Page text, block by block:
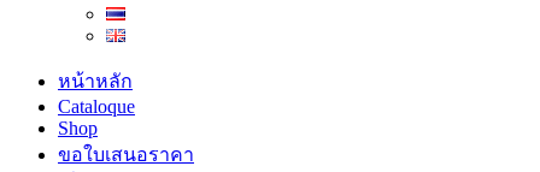
หน้าหลัก
Cataloque
Shop
ขอใบเสนอราคา